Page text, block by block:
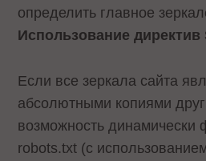
определить главное
Использование директив
Если все зеркала сайта
абсолютными копиями
возможность динамически
robots.txt (с